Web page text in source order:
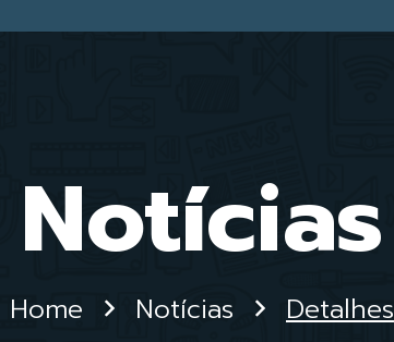
Notícias
Home Notícias Detalhes